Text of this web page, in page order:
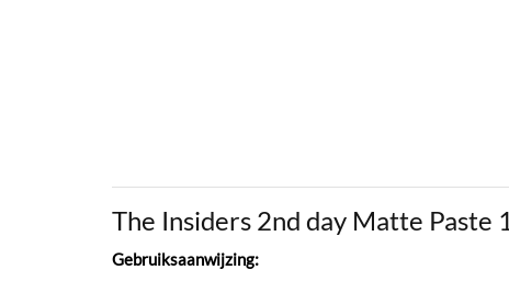
The Insiders 2nd day Matte Paste
Gebruiksaanwijzing: